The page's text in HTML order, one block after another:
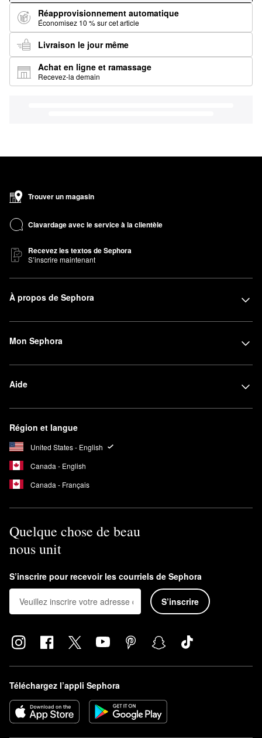
Réapprovisionnement automatique
Économisez 10 % sur cet article
Livraison le jour même
Achat en ligne et ramassage
Recevez-la demain
Trouver un magasin
Clavardage avec le service à la clientèle
Recevez les textos de Sephora
S’inscrire maintenant
À propos de Sephora
Mon Sephora
Aide
Région et langue
United States - English
Canada - English
Canada - Français
Quelque chose de beau
nous unit
S’inscrire pour recevoir les courriels de Sephora
S’inscrire
Téléchargez l’appli Sephora